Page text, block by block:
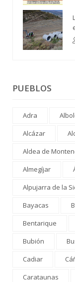
PUEBLOS
Adra
Alcázar
Aldea de
Almegíjar
Alpujarra de la
Bayacas
Bentarique
Bubión
Cadiar
Carataunas